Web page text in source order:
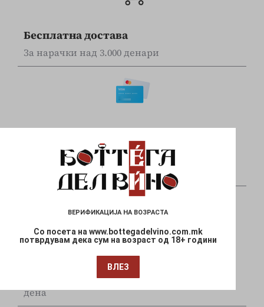
Бесплатна достава
За нарачки над 3.000 денари
Online наплата
Плаќајте сигурно и безбедно со вашите Visa
и Mastercard
Брза испорака
Достава до Вашата локација за 1-3 работни
дена
ВЕРИФИКАЦИЈА НА ВОЗРАСТА
Со посета на www.bottegadelvino.com.mk
потврдувам дека сум на возраст од 18+ години
ВЛЕЗ